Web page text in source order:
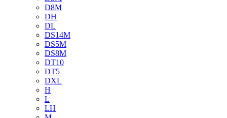
D8M
DH
DL
DS14M
DS5M
DS8M
DT10
DT5
DXL
H
L
LH